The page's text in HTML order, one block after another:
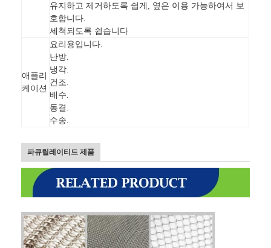
유지하고 제거하도록 쉽게, 옆은 이용 가능하여서 보
호합니다.
세척되도록 쉽습니다
애플리
케이션
요리용입니다.
난방.
냉각.
건조.
배수.
동결.
수송.
파큐릴레이티드 제품